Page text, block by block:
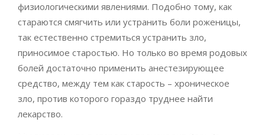
физиологическими явлениями. Подобно тому, как
стараются смягчить или устранить боли роженицы,
так естественно стремиться устранить зло,
приносимое старостью. Но только во время родовых
болей достаточно применить анестезирующее
средство, между тем как старость – хроническое
зло, против которого гораздо труднее найти
лекарство.